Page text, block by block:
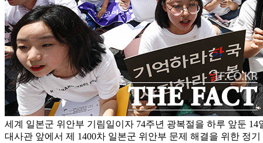
세계 일본군 위안부 기림일이자 74주년 광복절을 하루 앞둔 14
대사관 앞에서 제 1400차 일본군 위안부 문제 해결을 위한 정